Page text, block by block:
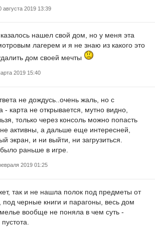
августа 2019 13:39
нашел свой дом, но у меня эта
лагерем и я не знаю из какого это
дом своей мечты
2019 15:40
не дождусь..очень жаль, но с
карта не открывается, мутно видно,
только через консоль можно попасть
активны, а дальше еще интересней,
экран, и ни выйти, ни загрузиться.
раньше в игре.
2019 01:25
так и не нашла полок под предметы от
под черные книги и парагоны, весь дом
воoбще не поняла в чем суть -